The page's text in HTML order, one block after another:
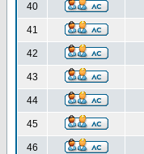
40
41
42
43
44
45
46